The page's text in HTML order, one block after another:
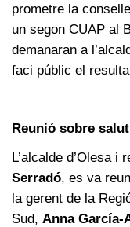
prometre la
un segon CUAP al
demanaran a
faci públic el
Reunió sobre
L’alcalde d’Olesa i
Serradó, es va
la gerent de la
Sud, Anna García-